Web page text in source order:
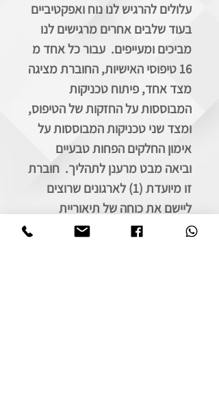
עלולים להרגיש לנו נוח ואפקטיביים
בעוד שלבים אחרים מרגישים לנו
מביכים ומעייפים. עבור כל אחד מ
16 טיפוסי האישיות, החוברת מציגה
מצד אחד, פיתוח טכניקות
המבוססות על החזקות של הטיפוס,
ומצד שני טכניקות המבוססות על
אימון החלקים הפחות טבעיים
וביאה מבט מרענן לתהליך. חוברת
זו מיועדת (1) לארגונים שרוצים
ליישם את כוחה של תיאוריית
הטיפוסים בכדי להשיג חדשנות